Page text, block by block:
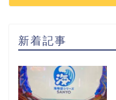
新着記事